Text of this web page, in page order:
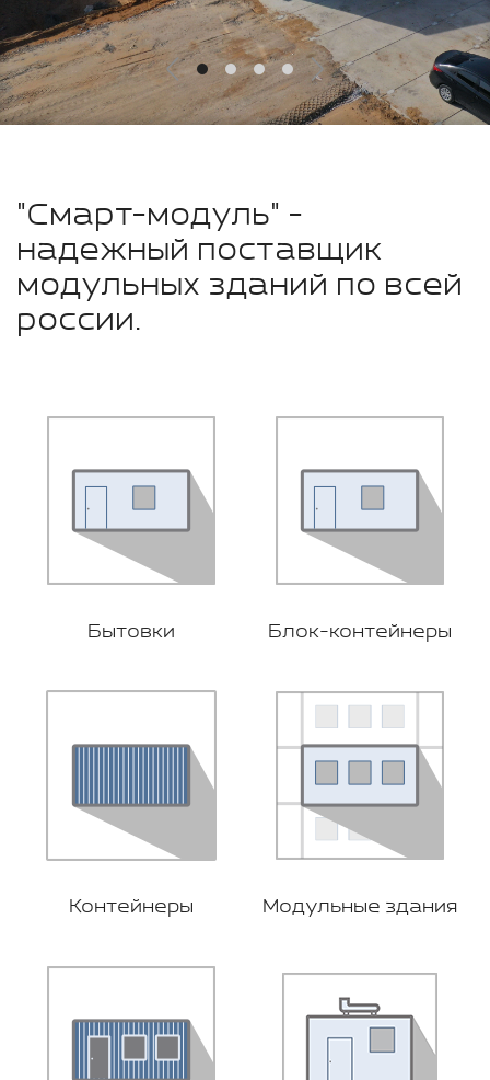
"Смарт-модуль" -
надежный поставщик
модульных зданий по всей
россии.
Бытовки Блок-контейнеры
Контейнеры Модульные здания